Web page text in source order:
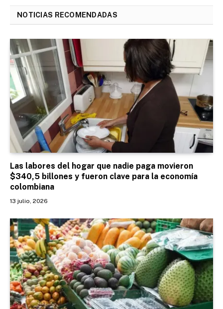
NOTICIAS RECOMENDADAS
Las labores del hogar que nadie paga movieron
$340,5 billones y fueron clave para la economía
colombiana
13 julio, 2026